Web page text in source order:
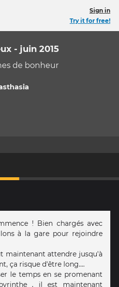
Sign in
Try it for free!
- juin 2015
de bonheur
! Bien chargés avec
à la gare pour rejoindre
maintenant attendre jusqu'à
ça risque d'être long....
le temps en se promenant
, il est maintenant